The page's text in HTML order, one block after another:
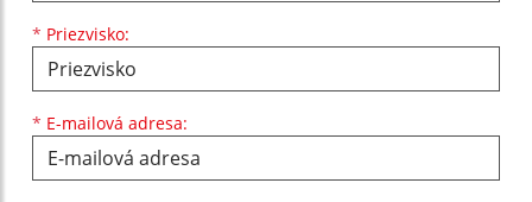
* Priezvisko:
* E-mailová adresa: